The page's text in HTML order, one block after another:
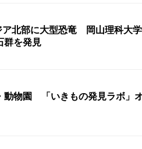
ア北部に大型恐竜 岡山理科大
群を発見
動物園 「いきもの発見ラボ」